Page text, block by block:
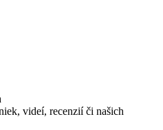
videí, recenzií či našich